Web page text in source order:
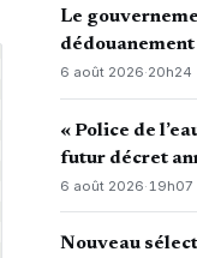
Le
6 août 2026·20h24
« Police de
futur décret
6 août 2026· 19h07
Nouveau